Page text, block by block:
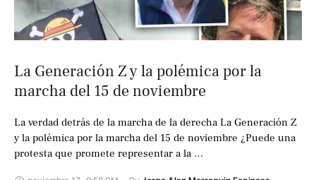
La Generación Z y la polémica por la
marcha del 15 de noviembre
La verdad detrás de la marcha de la derecha La Generación Z
y la polémica por la marcha del 15 de noviembre ¿Puede una
protesta que promete representar a la …